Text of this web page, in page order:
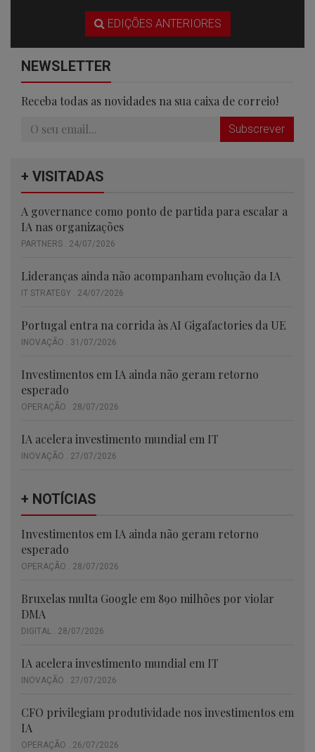
EDIÇÕES ANTERIORES
NEWSLETTER
Receba todas as novidades na sua caixa de correio!
Subscrever
+ VISITADAS
A governance como ponto de partida para escalar a
IA nas organizações
PARTNERS . 24/07/2026
Lideranças ainda não acompanham evolução da IA
IT STRATEGY . 24/07/2026
Portugal entra na corrida às AI Gigafactories da UE
INOVAÇÃO . 31/07/2026
Investimentos em IA ainda não geram retorno
esperado
OPERAÇÃO . 28/07/2026
IA acelera investimento mundial em IT
INOVAÇÃO . 27/07/2026
+ NOTÍCIAS
Investimentos em IA ainda não geram retorno
esperado
OPERAÇÃO . 28/07/2026
Bruxelas multa Google em 890 milhões por violar
DMA
DIGITAL . 28/07/2026
IA acelera investimento mundial em IT
INOVAÇÃO . 27/07/2026
CFO privilegiam produtividade nos investimentos em
IA
OPERAÇÃO . 26/07/2026